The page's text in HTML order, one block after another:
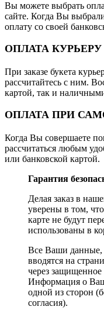
Вы можете выбрать
сайте. Когда Вы
оплату со своей
ОПЛАТА КУРЬЕРУ
При заказе букета
рассчитайтесь с ним.
картой, так и
ОПЛАТА ПРИ
Когда Вы совершаете
рассчитаться любым
или банковской картой.
Гарантия
Делая заказ в
уверены в том,
карте не будут
использованы в
Все Ваши данные,
вводятся на
через
Информация о
одной из сторон
согласия).